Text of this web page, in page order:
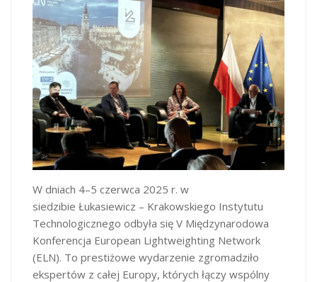
W dniach 4–5 czerwca 2025 r. w
siedzibie Łukasiewicz – Krakowskiego Instytutu
Technologicznego odbyła się V Międzynarodowa
Konferencja European Lightweighting Network
(ELN). To prestiżowe wydarzenie zgromadziło
ekspertów z całej Europy, których łączy wspólny